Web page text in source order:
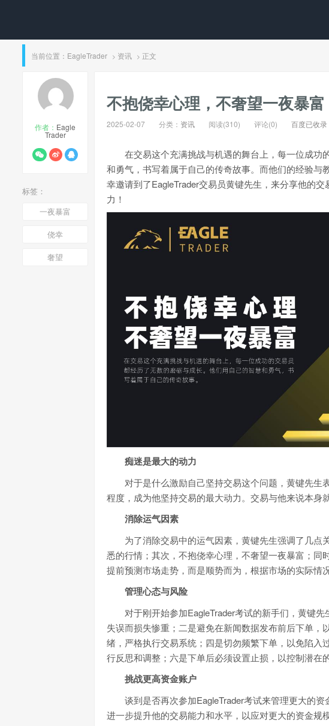
当前位置： EagleTrader > 资讯 > 正文
作者： Eagle
Trader
标签：
一夜暴富
侥幸
奢望
​不抱侥幸心理，不奢望一夜暴富
2025-02-07 分类： 资讯 阅读(310) 评论(0) 百度已收录
在交易这个充满挑战与机遇的舞台上，每一位成功
和勇气，书写着属于自己的传奇故事。而他们的经验
幸邀请到了EagleTrader交易员黄键先生，来分享他的
力！
痴迷是最大的动力
对于是什么激励自己坚持交易这个问题，黄键先
程度，成为他坚持交易的最大动力。交易与他来说本身
消除运气因素
为了消除交易中的运气因素，黄键先生强调了几
悉的行情；其次，不抱侥幸心理，不奢望一夜暴富；
提前预测市场走势，而是顺势而为，根据市场的实际情
管理心态与风险
对于刚开始参加EagleTrader考试的新手们，黄键
失误而损失惨重；二是避免在新闻数据发布前后下单
绪，严格执行交易系统；四是切勿频繁下单，以免陷
行反思和调整；六是下单后必须设置止损，以控制潜在的
挑战更高资金账户
谈到是否再次参加EagleTrader考试来管理更大的
进一步提升他的交易能力和水平，以应对更大的资金规